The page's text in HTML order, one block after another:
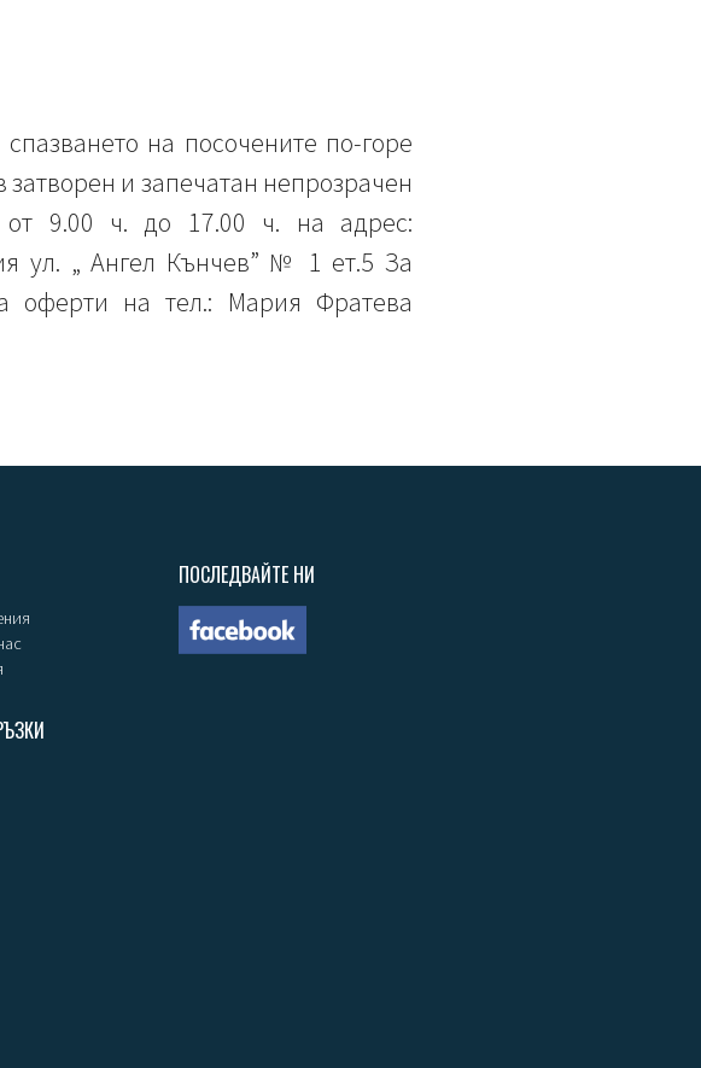
на посочените по-горе
и запечатан непрозрачен
от 9.00 ч. до 17.00 ч. на адрес:
„ Ангел Кънчев” № 1 ет.5 За
оферти на тел.: Мария Фратева
ПОСЛЕДВАЙТЕ НИ